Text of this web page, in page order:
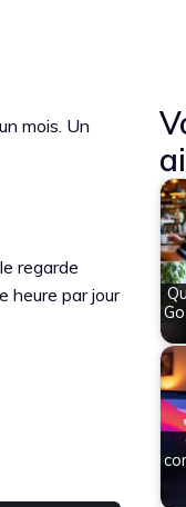
mois. Un
regarde
heure par jour